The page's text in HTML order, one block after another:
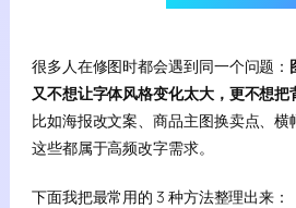
很多人在修图时都会遇到同一个问题：
又不想让字体风格变化太大，更不想把
比如海报改文案、商品主图换卖点、横
这些都属于高频改字需求。
下面我把最常用的 3 种方法整理出来：